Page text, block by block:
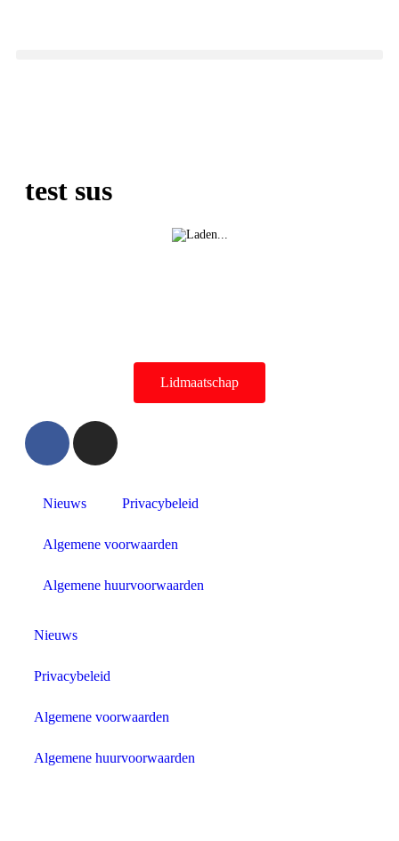
test sus
Lidmaatschap
Nieuws Privacybeleid
Algemene voorwaarden
Algemene huurvoorwaarden
Nieuws
Privacybeleid
Algemene voorwaarden
Algemene huurvoorwaarden